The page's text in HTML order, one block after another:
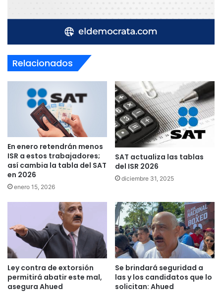
Relacionados
En enero retendrán menos
ISR a estos trabajadores;
así cambia la tabla del SAT
en 2026
enero 15, 2026
SAT actualiza las tablas
del ISR 2026
diciembre 31, 2025
Ley contra de extorsión
permitirá abatir este mal,
asegura Ahued
Se brindará seguridad a
las y los candidatos que lo
solicitan: Ahued